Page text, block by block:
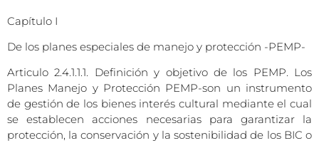
Capítulo I
De los planes especiales de manejo y protección -PEMP-
Articulo 2.4.1.1.1. Definición y objetivo de los PEMP. Los
Planes Manejo y Protección PEMP-son un instrumento
de gestión de los bienes interés cultural mediante el cual
se establecen acciones necesarias para garantizar la
protección, la conservación y la sostenibilidad de los BIC o